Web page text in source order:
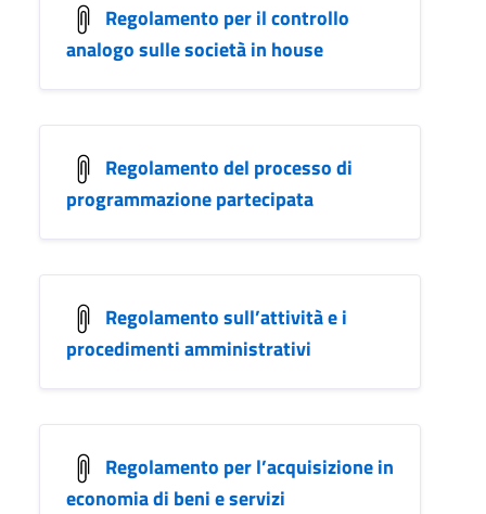
Regolamento per il controllo
analogo sulle società in house
Regolamento del processo di
programmazione partecipata
Regolamento sull’attività e i
procedimenti amministrativi
Regolamento per l’acquisizione in
economia di beni e servizi